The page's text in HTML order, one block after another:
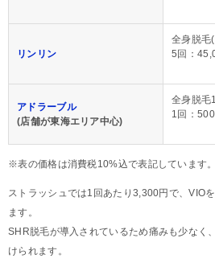
リンリン
全身脱毛
5回：
アドラーブル
(店舗が東海エリア中心)
全身脱毛
1回：
※表の価格は消費税10%込で表記しています。
ストラッシュでは1回あたり3,300円で、VIO
ます。
SHR脱毛が導入されているため痛みも少なく
けられます。